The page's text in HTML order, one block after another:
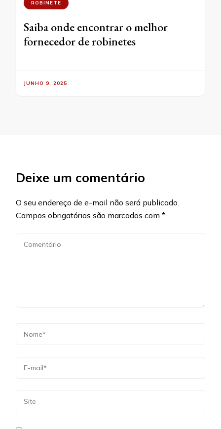
ROBINETE
Saiba onde encontrar o melhor
fornecedor de robinetes
JUNHO 9, 2025
Deixe um comentário
O seu endereço de e-mail não será publicado.
Campos obrigatórios são marcados com *